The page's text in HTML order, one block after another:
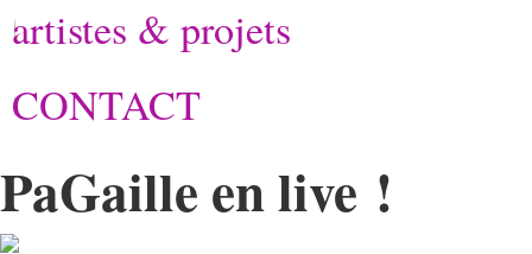
artistes & projets
CONTACT
PaGaille en live !